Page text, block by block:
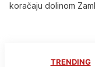
koračaju dolinom
TRENDING